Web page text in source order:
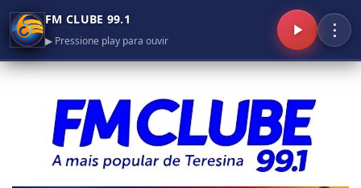
FM CLUBE 99.1
▶ Pressione play para ouvir
⋮